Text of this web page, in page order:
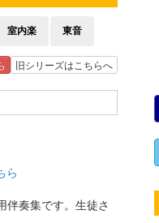
室内楽 東音
旧シリーズはこちらへ
ら
伴奏集です。生徒さ